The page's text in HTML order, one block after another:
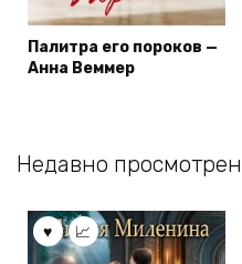
Палитра его пороков —
Анна Веммер
Недавно